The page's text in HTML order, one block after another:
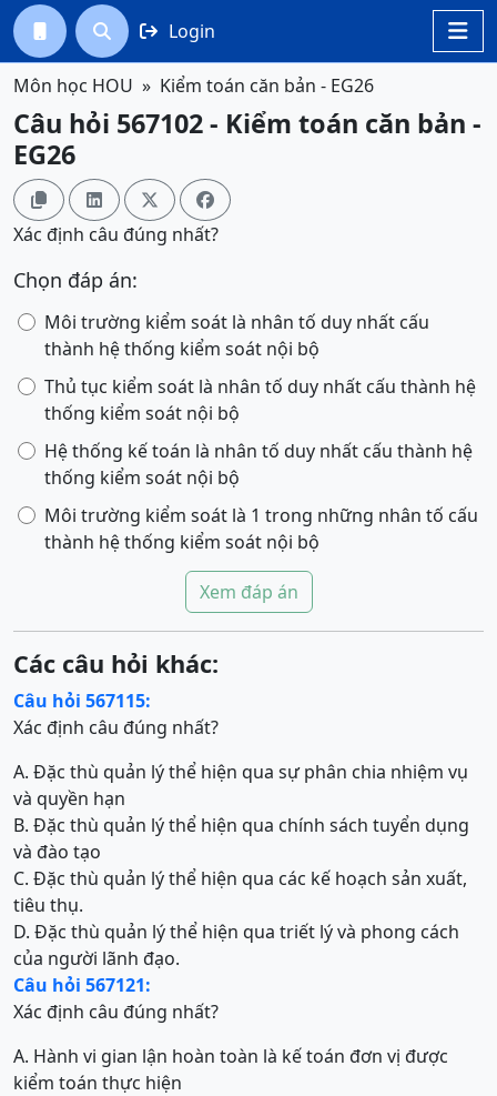

  Login
Môn học HOU Kiểm toán căn bản - EG26
Câu hỏi 567102 - Kiểm toán căn bản -
EG26
   
Xác định câu đúng nhất?
Chọn đáp án:
Môi trường kiểm soát là nhân tố duy nhất cấu
thành hệ thống kiểm soát nội bộ
Thủ tục kiểm soát là nhân tố duy nhất cấu thành hệ
thống kiểm soát nội bộ
Hệ thống kế toán là nhân tố duy nhất cấu thành hệ
thống kiểm soát nội bộ
Môi trường kiểm soát là 1 trong những nhân tố cấu
thành hệ thống kiểm soát nội bộ
Xem đáp án
Các câu hỏi khác:
Câu hỏi 567115:
Xác định câu đúng nhất?
A. Đặc thù quản lý thể hiện qua sự phân chia nhiệm vụ
và quyền hạn
B. Đặc thù quản lý thể hiện qua chính sách tuyển dụng
và đào tạo
C. Đặc thù quản lý thể hiện qua các kế hoạch sản xuất,
tiêu thụ.
D. Đặc thù quản lý thể hiện qua triết lý và phong cách
của người lãnh đạo.
Câu hỏi 567121:
Xác định câu đúng nhất?
A. Hành vi gian lận hoàn toàn là kế toán đơn vị được
kiểm toán thực hiện